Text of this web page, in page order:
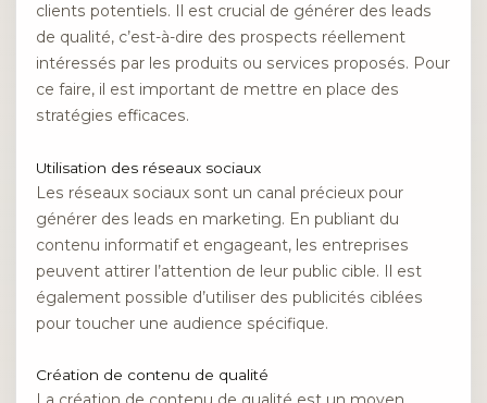
clients potentiels. Il est crucial de générer des leads
de qualité, c’est-à-dire des prospects réellement
intéressés par les produits ou services proposés. Pour
ce faire, il est important de mettre en place des
stratégies efficaces.
Utilisation des réseaux sociaux
Les réseaux sociaux sont un canal précieux pour
générer des leads en marketing. En publiant du
contenu informatif et engageant, les entreprises
peuvent attirer l’attention de leur public cible. Il est
également possible d’utiliser des publicités ciblées
pour toucher une audience spécifique.
Création de contenu de qualité